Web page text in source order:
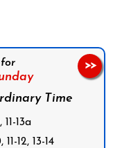
Time
13a
12, 13-14
>>